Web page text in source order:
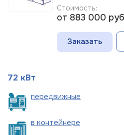
Стоимость:
от 883 000
Заказать
72 кВт
передвижные
в контейнере